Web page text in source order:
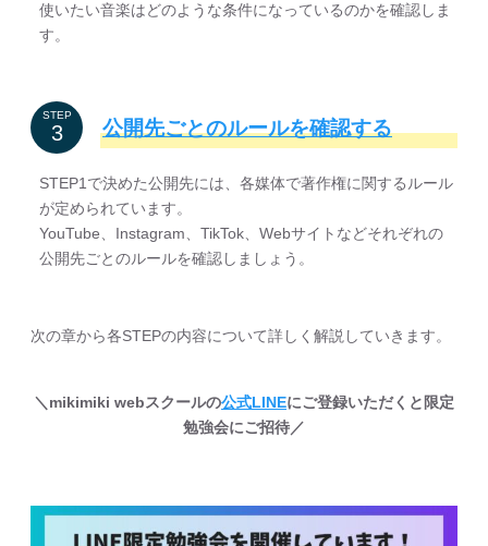
使いたい音楽はどのような条件になっているのかを確認しま
す。
STEP 公開先ごとのルールを確認する
STEP1で決めた公開先には、各媒体で著作権に関するルール
が定められています。
YouTube、Instagram、TikTok、Webサイトなどそれぞれの
公開先ごとのルールを確認しましょう。
次の章から各STEPの内容について詳しく解説していきます。
＼mikimiki webスクールの公式LINEにご登録いただくと限定
勉強会にご招待／